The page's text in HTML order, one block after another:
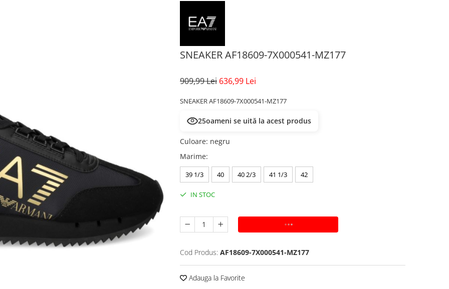
SNEAKER AF18609-7X000541-MZ177
909,99 Lei 636,99 Lei
SNEAKER AF18609-7X000541-MZ177
25oameni se uită la acest produs
Culoare: negru
Marime:
39 1/3 40 40 2/3 41 1/3 42
IN STOC
ADAUGA IN COS
Cod Produs: AF18609-7X000541-MZ177
Adauga la Favorite